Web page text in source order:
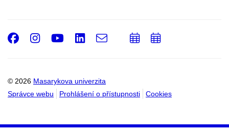
© 2026 Masarykova univerzita
Správce webu
Prohlášení o přístupnosti Cookies
Facebook
Instagram
Youtube
LinkedIn
e-
PřidatPřidat